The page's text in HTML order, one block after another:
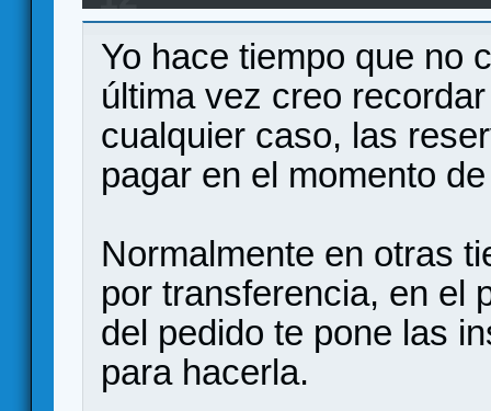
pago en Zacatrus online?
Yo hace tiempo que no
última vez creo
cualquier caso, las
pagar en el momento
Normalmente en otras
por transferencia, en el
del pedido te pone las
para hacerla.